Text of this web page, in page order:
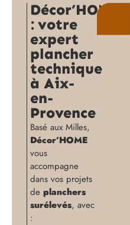
Décor’HOME
: votre
expert
plancher
technique
à Aix-
en-
Provence
Basé aux Milles,
Décor’HOME
vous
accompagne
dans vos projets
de planchers
surélevés, avec
: